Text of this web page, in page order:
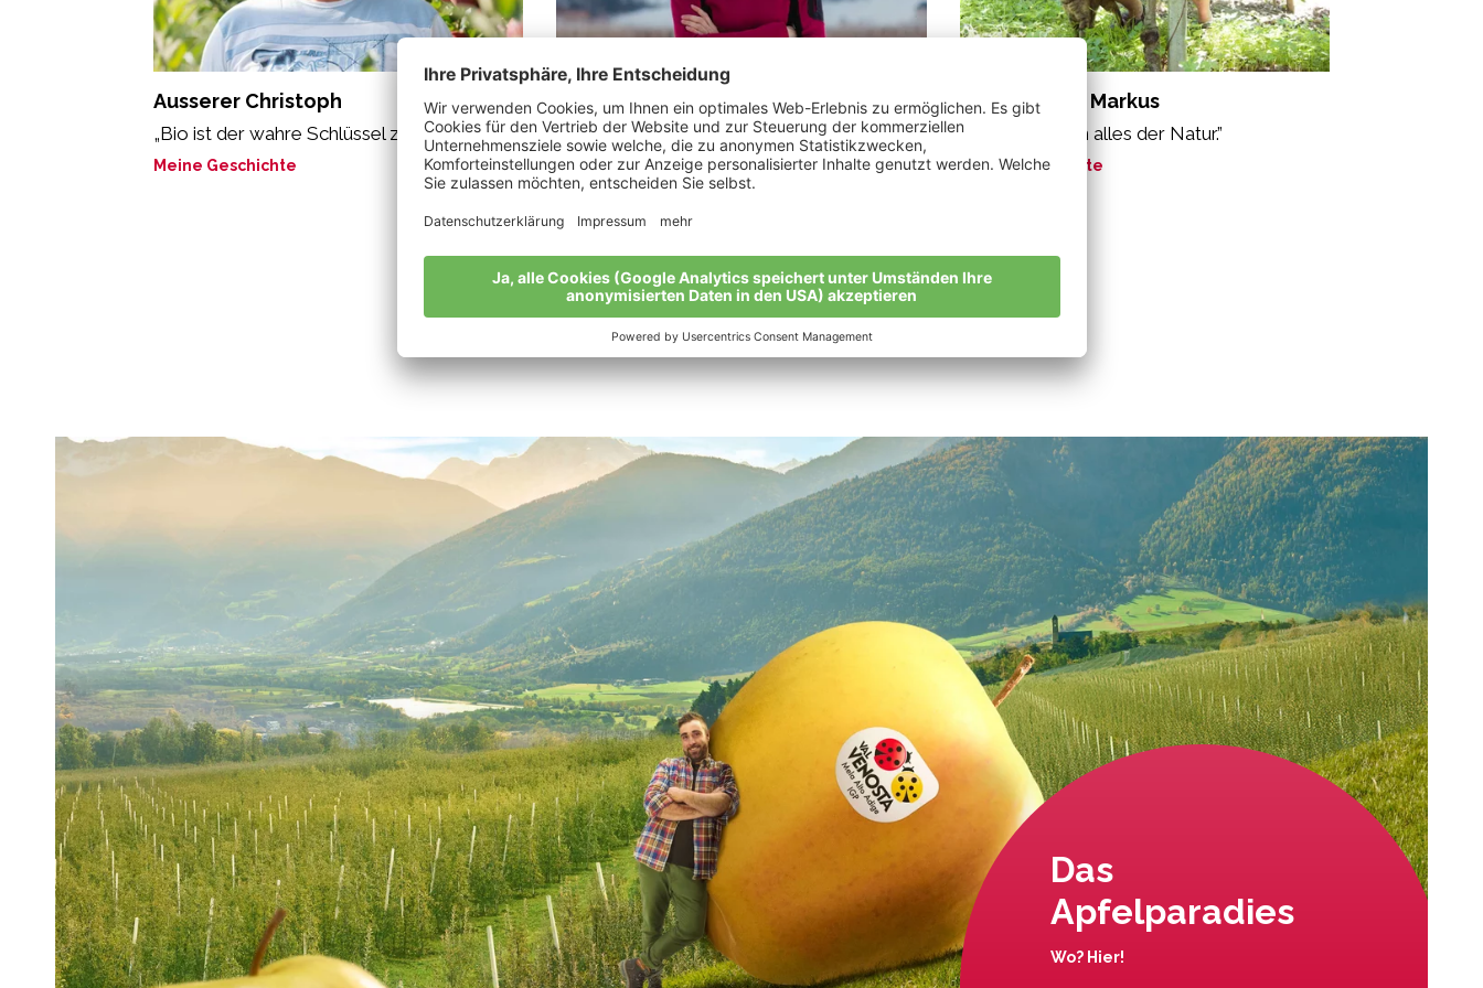
Ausserer Christoph
„Bio ist der wahre Schlüssel zum Erfolg.“
Meine Geschichte
Stark Maria Luise
“Biologisch, überzeugt und glücklich.“
Meine Geschichte
Schönweger Markus
“Wir verdanken alles der Natur.”
Meine Geschichte
Alle Bio-Bauern im Überblick
Das
Apfelparadies
Wo? Hier!